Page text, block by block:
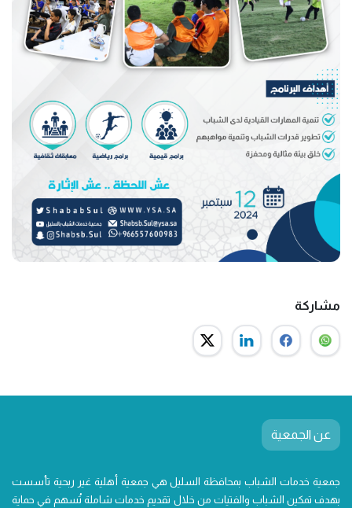
مشاركة
عن الجمعية
جمعية خدمات الشباب بمحافظة السليل هي جمعية أهلية غير ربحية تأسست
بهدف تمكين الشباب والفتيات من خلال تقديم خدمات شاملة تُسهم في حماية